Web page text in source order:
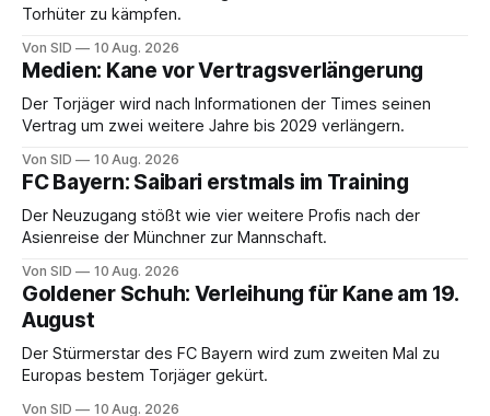
Torhüter zu kämpfen.
Von SID 10 Aug. 2026
Medien: Kane vor Vertragsverlängerung
Der Torjäger wird nach Informationen der Times seinen
Vertrag um zwei weitere Jahre bis 2029 verlängern.
Von SID 10 Aug. 2026
FC Bayern: Saibari erstmals im Training
Der Neuzugang stößt wie vier weitere Profis nach der
Asienreise der Münchner zur Mannschaft.
Von SID 10 Aug. 2026
Goldener Schuh: Verleihung für Kane am 19.
August
Der Stürmerstar des FC Bayern wird zum zweiten Mal zu
Europas bestem Torjäger gekürt.
Von SID 10 Aug. 2026